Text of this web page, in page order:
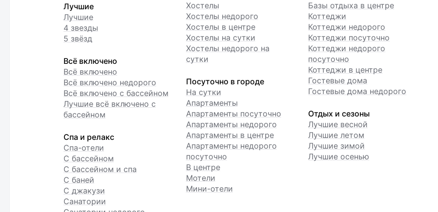
Лучшие
Лучшие
4 звезды
5 звёзд
Всё включено
Всё включено
Всё включено недорого
Всё включено с бассейном
Лучшие всё включено с
бассейном
Спа и релакс
Спа-отели
С бассейном
С бассейном и спа
С баней
С джакузи
Санатории
Хостелы
Хостелы недорого
Хостелы в центре
Хостелы на сутки
Хостелы недорого на
сутки
Посуточно в городе
На сутки
Апартаменты
Апартаменты посуточно
Апартаменты недорого
Апартаменты в центре
Апартаменты недорого
посуточно
В центре
Мотели
Мини-отели
Базы отдыха в центре
Коттеджи
Коттеджи недорого
Коттеджи посуточно
Коттеджи недорого
посуточно
Коттеджи в центре
Гостевые дома
Гостевые дома недорого
Отдых и сезоны
Лучшие весной
Лучшие летом
Лучшие зимой
Лучшие осенью